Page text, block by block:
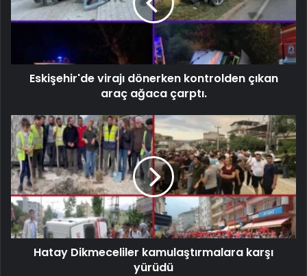
Eskişehir'de virajı dönerken kontrolden çıkan
araç ağaca çarptı.
Hatay Dikmeceliler kamulaştırmalara karşı
yürüdü